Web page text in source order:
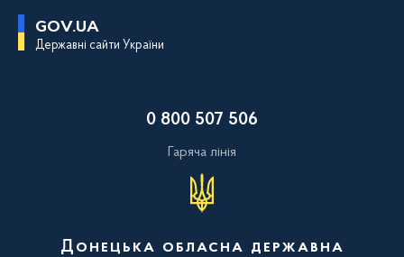
GOV.UA
Державні сайти України
0 800 507 506
Гаряча лінія
Донецька обласна державна